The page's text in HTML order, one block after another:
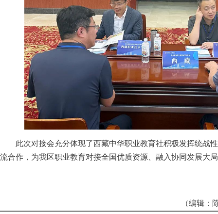
此次对接会充分体现了西藏中华职业教育社积极发挥统战
流合作，为我区职业教育对接全国优质资源、融入协同发展大
（编辑：